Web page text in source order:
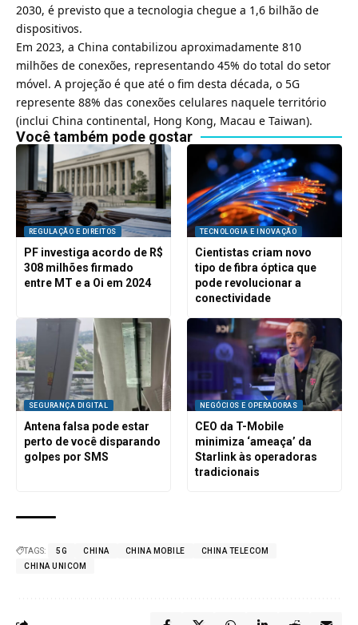
2030, é previsto que a tecnologia chegue a 1,6 bilhão de
dispositivos.
Em 2023, a China contabilizou aproximadamente 810
milhões de conexões, representando 45% do total do setor
móvel. A projeção é que até o fim desta década, o 5G
represente 88% das conexões celulares naquele território
(inclui China continental, Hong Kong, Macau e Taiwan).
Você também pode gostar
REGULAÇÃO E DIREITOS
PF investiga acordo de R$
308 milhões firmado
entre MT e a Oi em 2024
TECNOLOGIA E INOVAÇÃO
Cientistas criam novo
tipo de fibra óptica que
pode revolucionar a
conectividade
SEGURANÇA DIGITAL
Antena falsa pode estar
perto de você disparando
golpes por SMS
NEGÓCIOS E OPERADORAS
CEO da T-Mobile
minimiza ‘ameaça’ da
Starlink às operadoras
tradicionais
TAGS: 5G CHINA CHINA MOBILE
CHINA TELECOM
CHINA UNICOM